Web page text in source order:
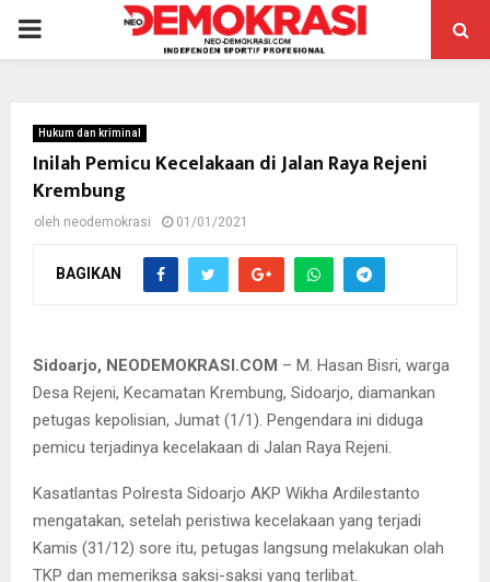
PRIMARY
Hukum dan kriminal
Inilah Pemicu Kecelakaan di Jalan Raya Rejeni
Krembung
oleh neodemokrasi 01/01/2021
BAGIKAN
Petugas melakukan olah TKP dan menemukan pecahan bodi
Sidoarjo, NEODEMOKRASI.COM – M. Hasan Bisri, warga
Desa Rejeni, Kecamatan Krembung, Sidoarjo, diamankan
petugas kepolisian, Jumat (1/1). Pengendara ini diduga
pemicu terjadinya kecelakaan di Jalan Raya Rejeni.
Kasatlantas Polresta Sidoarjo AKP Wikha Ardilestanto
mengatakan, setelah peristiwa kecelakaan yang terjadi
Kamis (31/12) sore itu, petugas langsung melakukan olah
TKP dan memeriksa saksi-saksi yang terlibat.